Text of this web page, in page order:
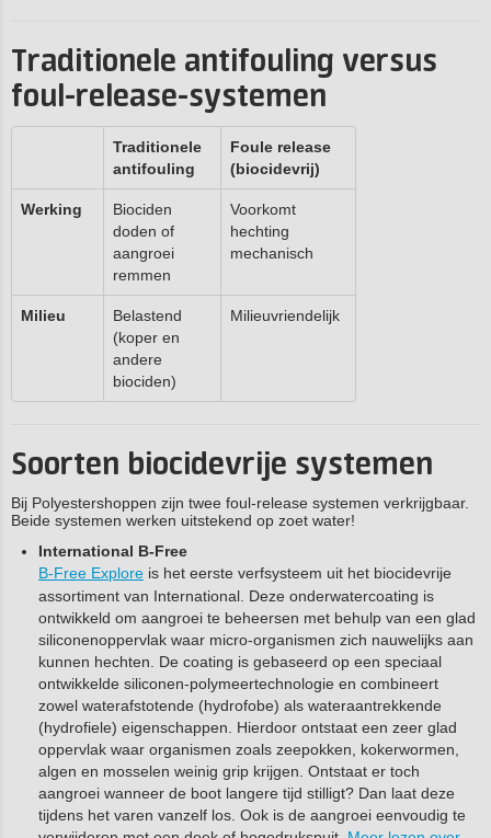
Traditionele antifouling versus
foul-release-systemen
Traditionele
antifouling
Foule release
(biocidevrij)
Werking
Biociden
doden of
aangroei
remmen
Voorkomt
hechting
mechanisch
Milieu
Belastend
(koper en
andere
biociden)
Milieuvriendelijk
Soorten biocidevrije systemen
Bij Polyestershoppen zijn twee foul-release systemen verkrijgbaar.
Beide systemen werken uitstekend op zoet water!
International B-Free
B‑Free Explore is het eerste verfsysteem uit het biocidevrije
assortiment van International. Deze onderwatercoating is
ontwikkeld om aangroei te beheersen met behulp van een glad
siliconenoppervlak waar micro‑organismen zich nauwelijks aan
kunnen hechten. De coating is gebaseerd op een speciaal
ontwikkelde siliconen-polymeertechnologie en combineert
zowel waterafstotende (hydrofobe) als wateraantrekkende
(hydrofiele) eigenschappen. Hierdoor ontstaat een zeer glad
oppervlak waar organismen zoals zeepokken, kokerwormen,
algen en mosselen weinig grip krijgen. Ontstaat er toch
aangroei wanneer de boot langere tijd stilligt? Dan laat deze
tijdens het varen vanzelf los. Ook is de aangroei eenvoudig te